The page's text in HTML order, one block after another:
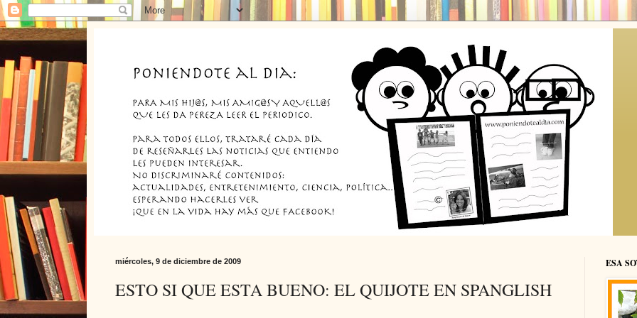
miércoles, 9 de diciembre de 2009
ESTO SI QUE ESTA BUENO: EL QUIJOTE EN SPANGLISH
ESA